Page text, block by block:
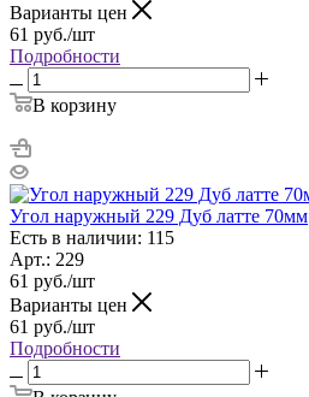
Варианты цен
61 руб./шт
Подробности
В корзину
Угол наружный 229 Дуб латте 70мм
Есть в наличии: 115
Арт.: 229
61 руб./шт
Варианты цен
61 руб./шт
Подробности